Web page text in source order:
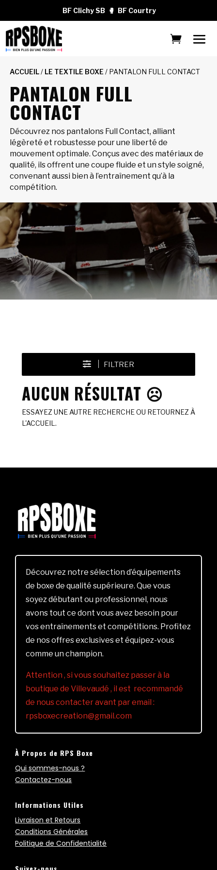
BF Clichy SB 🥊 BF Courtry
ACCUEIL/ LE TEXTILE BOXE / PANTALON FULL CONTACT
PANTALON FULL
CONTACT
Découvrez nos pantalons Full Contact, alliant
légèreté et robustesse pour une liberté de
mouvement optimale. Conçus avec des matériaux de
qualité, ils offrent une coupe fluide et un style soigné,
convenant aussi bien à l’entraînement qu’à la
compétition.
FILTRER
AUCUN RÉSULTAT ☹️
ESSAYEZ UNE AUTRE RECHERCHE OU RETOURNEZ À
L'ACCUEIL.
Découvrez notre sélection d’équipements
de boxe de qualité supérieure. Que vous
soyez débutant ou professionnel, nous
avons tout ce dont vous avez besoin pour
vos entraînements et compétitions. Profitez
de nos offres exclusives et équipez-vous
comme un champion.
Attention , si vous souhaitez passer à la
boutique de Villevaudé , il est recommandé
de nous contacter avant par email :
rpsboxecreation@gmail.com
À Propos de RPS Boxe
Qui sommes-nous ?
Contactez-nous
Informations Utiles
Livraison et Retours
Conditions Générales
Politique de Confidentialité